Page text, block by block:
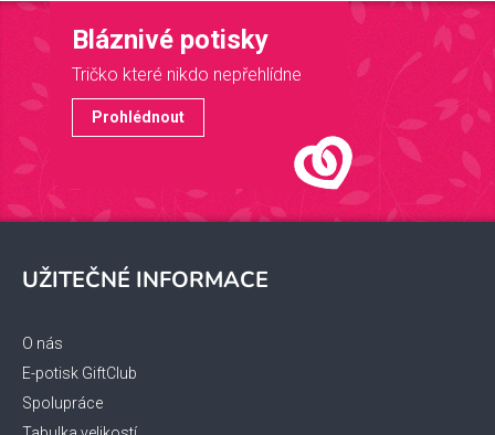
Bláznivé potisky
Tričko které nikdo nepřehlídne
Prohlédnout
UŽITEČNÉ INFORMACE
O nás
E-potisk GiftClub
Spolupráce